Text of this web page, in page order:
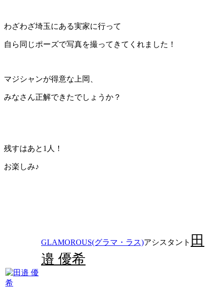
わざわざ埼玉にある実家に行って
自ら同じポーズで写真を撮ってきてくれました！
マジシャンが得意な上岡、
みなさん正解できたでしょうか？
残すはあと1人！
お楽しみ♪
GLAMOROUS(グラマ・ラス)アシスタント 田
邉 優希